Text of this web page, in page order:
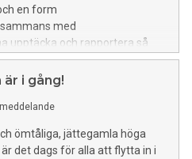
en form
med
upptäcka och rapportera så
på så vis bidra till forskning
för arter runt omkring oss.
i gång!
ömtåliga, jättegamla höga
det dags för alla att flytta in i